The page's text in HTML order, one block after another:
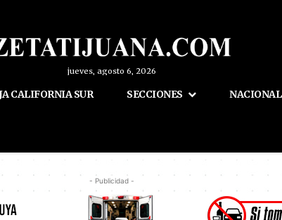
jueves, agosto 6, 2026
CALIFORNIA SUR SECCIONES NACIONAL
- Publicidad -